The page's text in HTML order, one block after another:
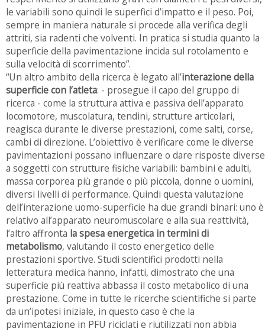
le variabili sono quindi le superfici d’impatto e il peso. Poi,
sempre in maniera naturale si procede alla verifica degli
attriti, sia radenti che volventi. In pratica si studia quanto la
superficie della pavimentazione incida sul rotolamento e
sulla velocità di scorrimento”.
“Un altro ambito della ricerca è legato all’interazione della
superficie con l’atleta: - prosegue il capo del gruppo di
ricerca - come la struttura attiva e passiva dell’apparato
locomotore, muscolatura, tendini, strutture articolari,
reagisca durante le diverse prestazioni, come salti, corse,
cambi di direzione. L’obiettivo è verificare come le diverse
pavimentazioni possano influenzare o dare risposte diverse
a soggetti con strutture fisiche variabili: bambini e adulti,
massa corporea più grande o più piccola, donne o uomini,
diversi livelli di performance. Quindi questa valutazione
dell’interazione uomo-superficie ha due grandi binari: uno è
relativo all’apparato neuromuscolare e alla sua reattività,
l’altro affronta la spesa energetica in termini di
metabolismo, valutando il costo energetico delle
prestazioni sportive. Studi scientifici prodotti nella
letteratura medica hanno, infatti, dimostrato che una
superficie più reattiva abbassa il costo metabolico di una
prestazione. Come in tutte le ricerche scientifiche si parte
da un’ipotesi iniziale, in questo caso è che la
pavimentazione in PFU riciclati e riutilizzati non abbia